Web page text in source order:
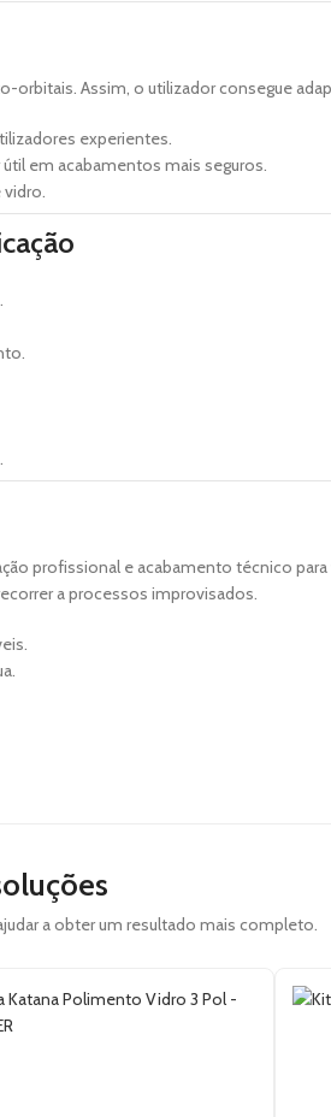
Assim, o utilizador consegue
experientes.
em acabamentos mais seguros.
profissional e acabamento técnico
a processos improvisados.
a obter um resultado mais completo.